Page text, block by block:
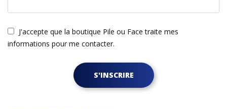
J'accepte que la boutique Pile ou Face traite mes
informations pour me contacter.
S'INSCRIRE